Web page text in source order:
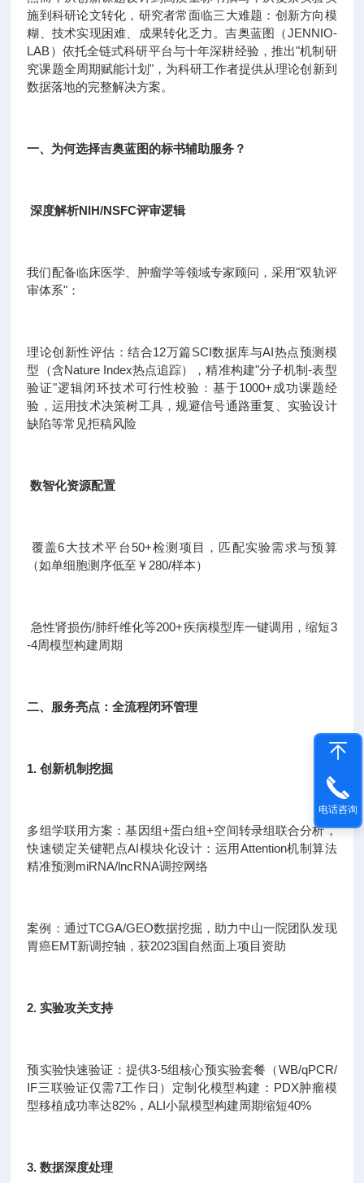
施到科研论文转化，研究者常面临三大难题：创新方向模
糊、技术实现困难、成果转化乏力。吉奥蓝图（JENNIO-
LAB）依托全链式科研平台与十年深耕经验，推出"机制研
究课题全周期赋能计划"，为科研工作者提供从理论创新到
数据落地的完整解决方案。
一、为何选择吉奥蓝图的标书辅助服务？
深度解析NIH/NSFC评审逻辑
我们配备临床医学、肿瘤学等领域专家顾问，采用"双轨评
审体系"：
理论创新性评估：结合12万篇SCI数据库与AI热点预测模
型（含Nature Index热点追踪），精准构建"分子机制-表型
验证"逻辑闭环技术可行性校验：基于1000+成功课题经
验，运用技术决策树工具，规避信号通路重复、实验设计
缺陷等常见拒稿风险
数智化资源配置
覆盖6大技术平台50+检测项目，匹配实验需求与预算
（如单细胞测序低至￥280/样本）
急性肾损伤/肺纤维化等200+疾病模型库一键调用，缩短3
-4周模型构建周期
二、服务亮点：全流程闭环管理
1. 创新机制挖掘
多组学联用方案：基因组+蛋白组+空间转录组联合分析，
快速锁定关键靶点AI模块化设计：运用Attention机制算法
精准预测miRNA/lncRNA调控网络
案例：通过TCGA/GEO数据挖掘，助力中山一院团队发现
胃癌EMT新调控轴，获2023国自然面上项目资助
2. 实验攻关支持
预实验快速验证：提供3-5组核心预实验套餐（WB/qPCR/
IF三联验证仅需7工作日）定制化模型构建：PDX肿瘤模
型移植成功率达82%，ALI小鼠模型构建周期缩短40%
3. 数据深度处理
电话咨询